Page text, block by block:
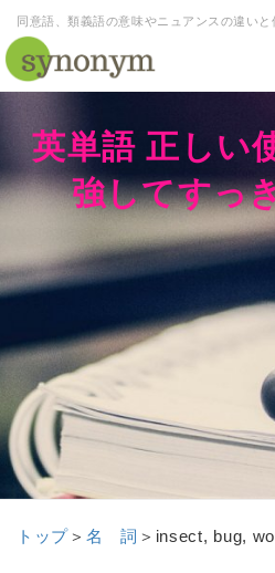
同意語、類義語の意味やニュアンスの違い
英単語 正しい
強してすっ
トップ＞ 名 詞 ＞ insect, bug,